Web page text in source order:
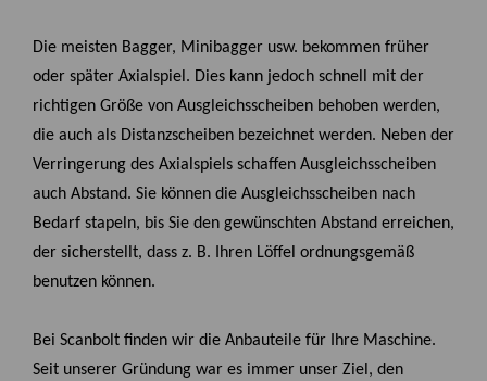
Die meisten Bagger, Minibagger usw. bekommen früher
oder später Axialspiel. Dies kann jedoch schnell mit der
richtigen Größe von Ausgleichsscheiben behoben werden,
die auch als Distanzscheiben bezeichnet werden. Neben der
Verringerung des Axialspiels schaffen Ausgleichsscheiben
auch Abstand. Sie können die Ausgleichsscheiben nach
Bedarf stapeln, bis Sie den gewünschten Abstand erreichen,
der sicherstellt, dass z. B. Ihren Löffel ordnungsgemäß
benutzen können.
Bei Scanbolt finden wir die Anbauteile für Ihre Maschine.
Seit unserer Gründung war es immer unser Ziel, den